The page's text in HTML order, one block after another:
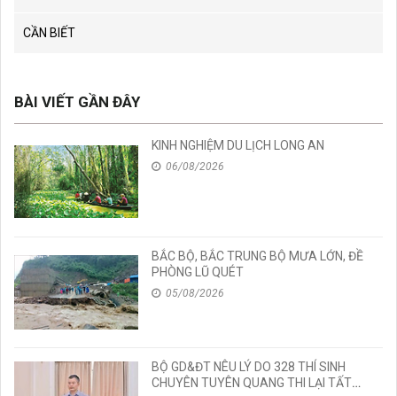
CẦN BIẾT
BÀI VIẾT GẦN ĐÂY
KINH NGHIỆM DU LỊCH LONG AN
06/08/2026
BẮC BỘ, BẮC TRUNG BỘ MƯA LỚN, ĐỀ
PHÒNG LŨ QUÉT
05/08/2026
BỘ GD&ĐT NÊU LÝ DO 328 THÍ SINH
CHUYÊN TUYÊN QUANG THI LẠI TẤT